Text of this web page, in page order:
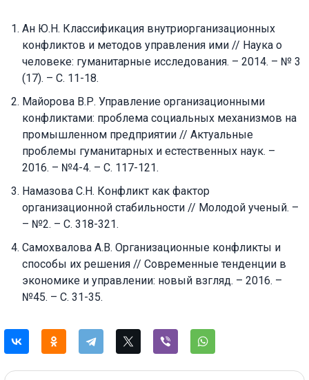
Ан Ю.Н. Классификация внутриорганизационных
конфликтов и методов управления ими // Наука о
человеке: гуманитарные исследования. – 2014. – № 3
(17). – С. 11-18.
Майорова В.Р. Управление организационными
конфликтами: проблема социальных механизмов на
промышленном предприятии // Актуальные
проблемы гуманитарных и естественных наук. –
2016. – №4-4. – С. 117-121.
Намазова С.Н. Конфликт как фактор
организационной стабильности // Молодой ученый. –
– №2. – С. 318-321.
Самохвалова А.В. Организационные конфликты и
способы их решения // Современные тенденции в
экономике и управлении: новый взгляд. – 2016. –
№45. – С. 31-35.